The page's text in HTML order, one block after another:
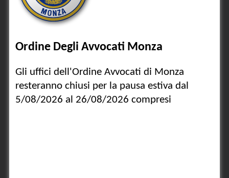
Archivio
2025
2023
2022
2021